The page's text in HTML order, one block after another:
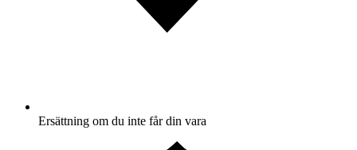
Ersättning om du inte får din vara